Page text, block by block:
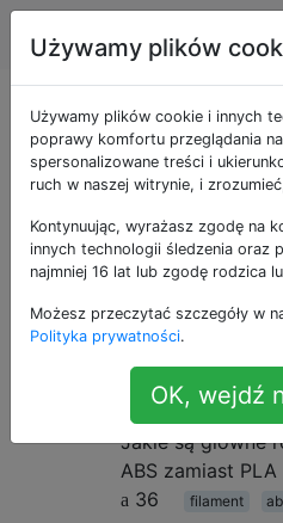
Pytania
jako abs
Użyj tego znacznika w
akrylonitrylo-butadieno-
termoplastycznego.
Czym różni
ABS?
Jakie są główne
ABS zamiast
36
filament
Używamy plików
Używamy plików cookie i innych
poprawy komfortu przeglądania
spersonalizowane treści i
ruch w naszej witrynie, i
Kontynuując, wyrażasz zgodę na
innych technologii śledzenia oraz
najmniej 16 lat lub zgodę rodzica
Możesz przeczytać szczegóły w
Polityka prywatności.
OK, wejdź